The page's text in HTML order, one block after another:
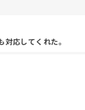
対応してくれた。